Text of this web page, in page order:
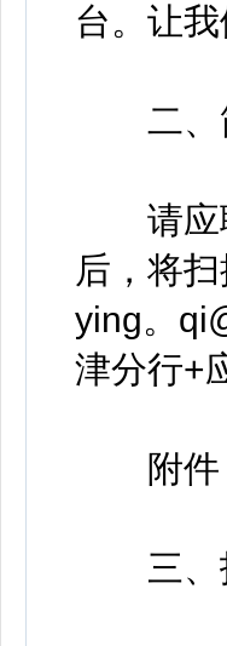
台。让
二、
请应聘
后，将
ying。
津分行+
附件：
三、